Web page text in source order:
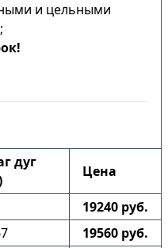
и цельными
дуг
Цена
19240 руб.
19560 руб.